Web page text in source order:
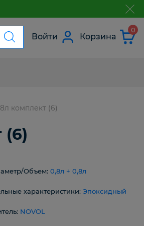
Войти Корзина
0
комплект (6)
(6)
Объем: 0,8л + 0,8л
характеристики: Эпоксидный
NOVOL